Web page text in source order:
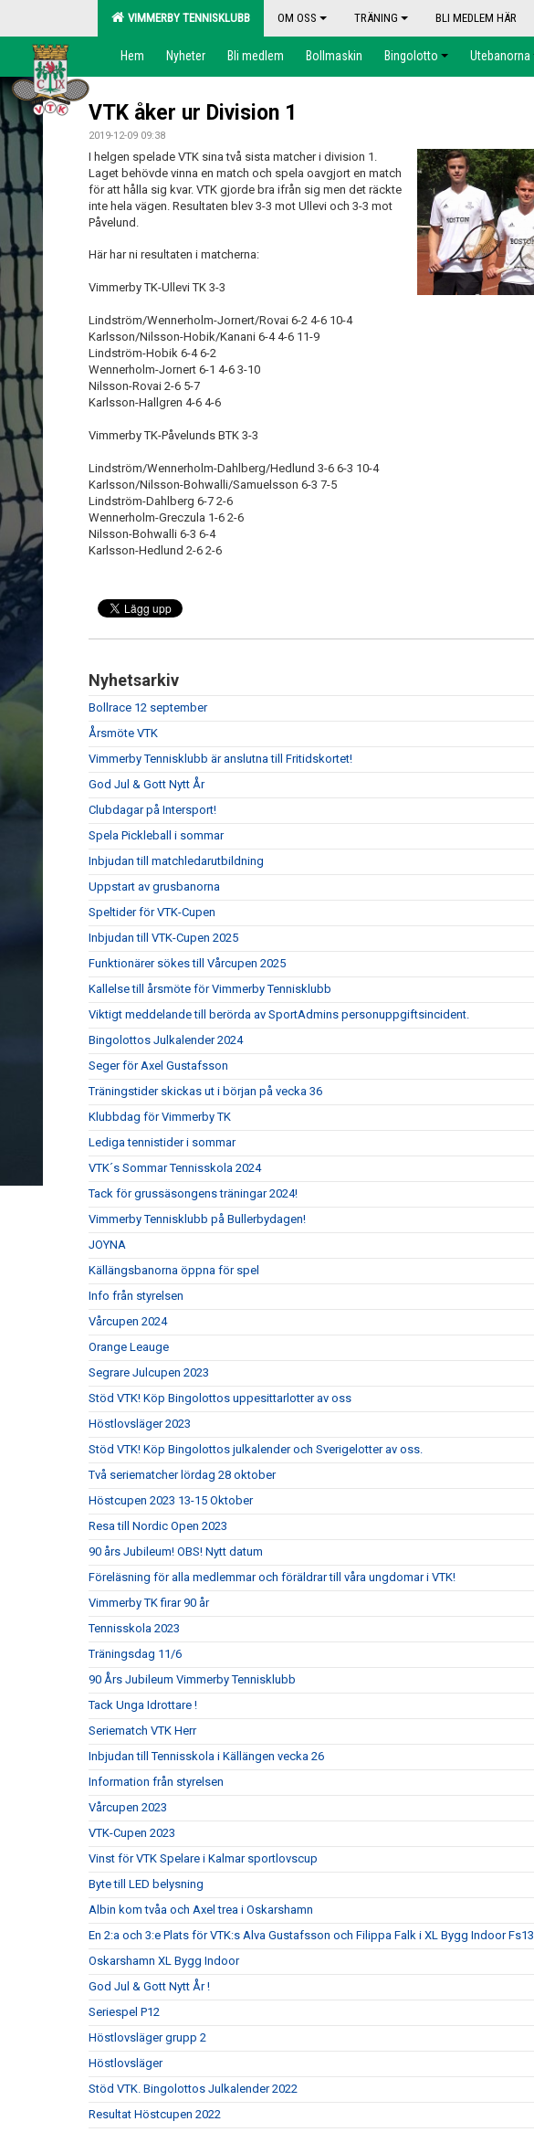
VIMMERBY TENNISKLUBB OM OSS TRÄNING BLI MEDLEM HÄR
Hem Nyheter Bli medlem Bollmaskin Bingolotto Utebanorna
VTK åker ur Division 1
2019-12-09 09:38
I helgen spelade VTK sina två sista matcher i division 1.
Laget behövde vinna en match och spela oavgjort en match
för att hålla sig kvar. VTK gjorde bra ifrån sig men det räckte
inte hela vägen. Resultaten blev 3-3 mot Ullevi och 3-3 mot
Påvelund.
Här har ni resultaten i matcherna:
Vimmerby TK-Ullevi TK 3-3
Lindström/Wennerholm-Jornert/Rovai 6-2 4-6 10-4
Karlsson/Nilsson-Hobik/Kanani 6-4 4-6 11-9
Lindström-Hobik 6-4 6-2
Wennerholm-Jornert 6-1 4-6 3-10
Nilsson-Rovai 2-6 5-7
Karlsson-Hallgren 4-6 4-6
Vimmerby TK-Påvelunds BTK 3-3
Lindström/Wennerholm-Dahlberg/Hedlund 3-6 6-3 10-4
Karlsson/Nilsson-Bohwalli/Samuelsson 6-3 7-5
Lindström-Dahlberg 6-7 2-6
Wennerholm-Greczula 1-6 2-6
Nilsson-Bohwalli 6-3 6-4
Karlsson-Hedlund 2-6 2-6
Nyhetsarkiv
Bollrace 12 september
Årsmöte VTK
Vimmerby Tennisklubb är anslutna till Fritidskortet!
God Jul & Gott Nytt År
Clubdagar på Intersport!
Spela Pickleball i sommar
Inbjudan till matchledarutbildning
Uppstart av grusbanorna
Speltider för VTK-Cupen
Inbjudan till VTK-Cupen 2025
Funktionärer sökes till Vårcupen 2025
Kallelse till årsmöte för Vimmerby Tennisklubb
Viktigt meddelande till berörda av SportAdmins personuppgiftsincident.
Bingolottos Julkalender 2024
Seger för Axel Gustafsson
Träningstider skickas ut i början på vecka 36
Klubbdag för Vimmerby TK
Lediga tennistider i sommar
VTK´s Sommar Tennisskola 2024
Tack för grussäsongens träningar 2024!
Vimmerby Tennisklubb på Bullerbydagen!
JOYNA
Källängsbanorna öppna för spel
Info från styrelsen
Vårcupen 2024
Orange Leauge
Segrare Julcupen 2023
Stöd VTK! Köp Bingolottos uppesittarlotter av oss
Höstlovsläger 2023
Stöd VTK! Köp Bingolottos julkalender och Sverigelotter av oss.
Två seriematcher lördag 28 oktober
Höstcupen 2023 13-15 Oktober
Resa till Nordic Open 2023
90 års Jubileum! OBS! Nytt datum
Föreläsning för alla medlemmar och föräldrar till våra ungdomar i VTK!
Vimmerby TK firar 90 år
Tennisskola 2023
Träningsdag 11/6
90 Års Jubileum Vimmerby Tennisklubb
Tack Unga Idrottare !
Seriematch VTK Herr
Inbjudan till Tennisskola i Källängen vecka 26
Information från styrelsen
Vårcupen 2023
VTK-Cupen 2023
Vinst för VTK Spelare i Kalmar sportlovscup
Byte till LED belysning
Albin kom tvåa och Axel trea i Oskarshamn
En 2:a och 3:e Plats för VTK:s Alva Gustafsson och Filippa Falk i XL Bygg Indoor Fs13
Oskarshamn XL Bygg Indoor
God Jul & Gott Nytt År !
Seriespel P12
Höstlovsläger grupp 2
Höstlovsläger
Stöd VTK. Bingolottos Julkalender 2022
Resultat Höstcupen 2022